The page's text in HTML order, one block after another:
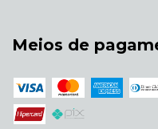
Meios de